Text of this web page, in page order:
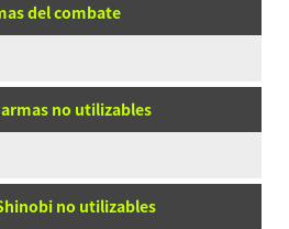
del combate
no utilizables
no utilizables